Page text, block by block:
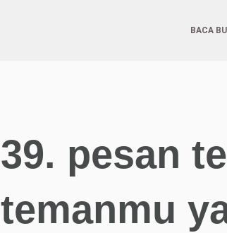
BACA
39. pesan
temanmu